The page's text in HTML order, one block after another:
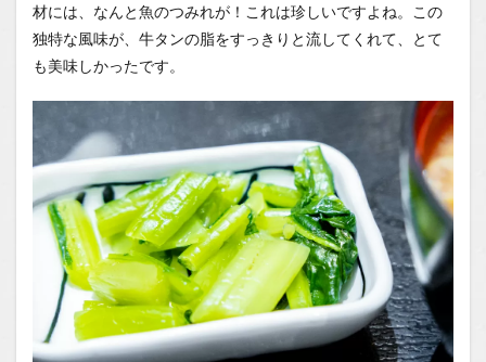
材には、なんと魚のつみれが！これは珍しいですよね。この
独特な風味が、牛タンの脂をすっきりと流してくれて、とて
も美味しかったです。